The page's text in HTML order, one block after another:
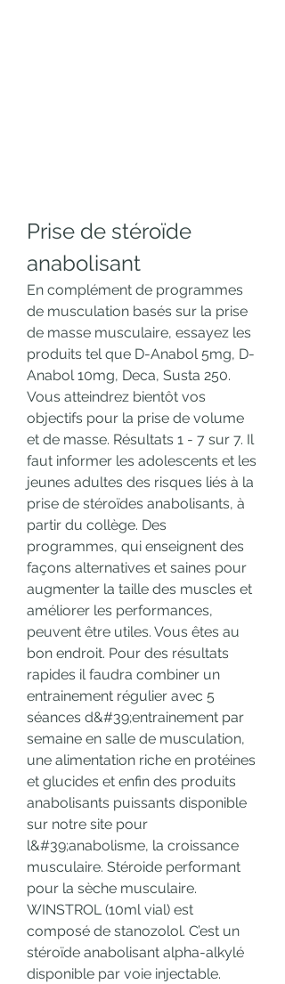
Prise de stéroïde
anabolisant
En complément de programmes
de musculation basés sur la prise
de masse musculaire, essayez les
produits tel que D-Anabol 5mg, D-
Anabol 10mg, Deca, Susta 250.
Vous atteindrez bientôt vos
objectifs pour la prise de volume
et de masse. Résultats 1 - 7 sur 7. Il
faut informer les adolescents et les
jeunes adultes des risques liés à la
prise de stéroïdes anabolisants, à
partir du collège. Des
programmes, qui enseignent des
façons alternatives et saines pour
augmenter la taille des muscles et
améliorer les performances,
peuvent être utiles. Vous êtes au
bon endroit. Pour des résultats
rapides il faudra combiner un
entrainement régulier avec 5
séances d&#39;entrainement par
semaine en salle de musculation,
une alimentation riche en protéines
et glucides et enfin des produits
anabolisants puissants disponible
sur notre site pour
l&#39;anabolisme, la croissance
musculaire. Stéroide performant
pour la sèche musculaire.
WINSTROL (10ml vial) est
composé de stanozolol. C’est un
stéroïde anabolisant alpha-alkylé
disponible par voie injectable.